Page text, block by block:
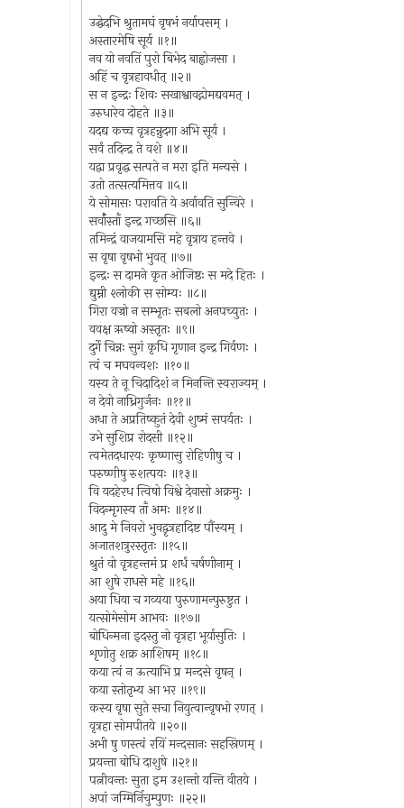
उद्घेदभि श्रुतामघं वृषभं नर्यापसम् ।
अस्तारमेषि सूर्य ॥१॥
नव यो नवतिं पुरो बिभेद बाह्वोजसा ।
अहिं च वृत्रहावधीत् ॥२॥
स न इन्द्रः शिवः सखाश्वावद्गोमद्यवमत् ।
उरुधारेव दोहते ॥३॥
यदद्य कच्च वृत्रहन्नुदगा अभि सूर्य ।
सर्वं तदिन्द्र ते वशे ॥४॥
यद्वा प्रवृद्ध सत्पते न मरा इति मन्यसे ।
उतो तत्सत्यमित्तव ॥५॥
ये सोमासः परावति ये अर्वावति सुन्विरे ।
सर्वाँस्ताँ इन्द्र गच्छसि ॥६॥
तमिन्द्रं वाजयामसि महे वृत्राय हन्तवे ।
स वृषा वृषभो भुवत् ॥७॥
इन्द्रः स दामने कृत ओजिष्ठः स मदे हितः ।
द्युम्नी श्लोकी स सोम्यः ॥८॥
गिरा वज्रो न सम्भृतः सबलो अनपच्युतः ।
ववक्ष ऋष्वो अस्तृतः ॥९॥
दुर्गे चिन्नः सुगं कृधि गृणान इन्द्र गिर्वणः ।
त्वं च मघवन्वशः ॥१०॥
यस्य ते नू चिदादिशं न मिनन्ति स्वराज्यम् ।
न देवो नाध्रिगुर्जनः ॥११॥
अधा ते अप्रतिष्कुतं देवी शुष्मं सपर्यतः ।
उभे सुशिप्र रोदसी ॥१२॥
त्वमेतदधारयः कृष्णासु रोहिणीषु च ।
परुष्णीषु रुशत्पयः ॥१३॥
वि यदहेरध त्विषो विश्वे देवासो अक्रमुः ।
विदन्मृगस्य ताँ अमः ॥१४॥
आदु मे निवरो भुवद्वृत्रहादिष्ट पौंस्यम् ।
अजातशत्रुरस्तृतः ॥१५॥
श्रुतं वो वृत्रहन्तमं प्र शर्धं चर्षणीनाम् ।
आ शुषे राधसे महे ॥१६॥
अया धिया च गव्यया पुरुणामन्पुरुष्टुत ।
यत्सोमेसोम आभवः ॥१७॥
बोधिन्मना इदस्तु नो वृत्रहा भूर्यासुतिः ।
शृणोतु शक्र आशिषम् ॥१८॥
कया त्वं न ऊत्याभि प्र मन्दसे वृषन् ।
कया स्तोतृभ्य आ भर ॥१९॥
कस्य वृषा सुते सचा नियुत्वान्वृषभो रणत् ।
वृत्रहा सोमपीतये ॥२०॥
अभी षु णस्त्वं रयिं मन्दसानः सहस्रिणम् ।
प्रयन्ता बोधि दाशुषे ॥२१॥
पत्नीवन्तः सुता इम उशन्तो यन्ति वीतये ।
अपां जग्मिर्निचुम्पुणः ॥२२॥